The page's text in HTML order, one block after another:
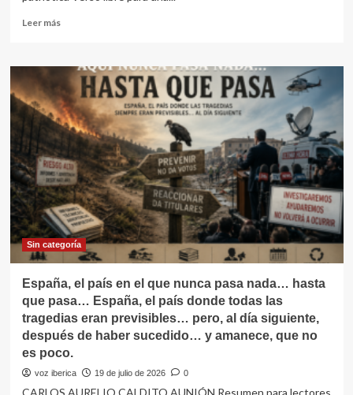
Leer másLeer
¡Atención,
peligro
de
epidemia
de
«españolitis
aguda»…
Sin categoría
España, el país en el que nunca pasa nada… hasta
que pasa… España, el país donde todas las
tragedias eran previsibles… pero, al día siguiente,
después de haber sucedido… y amanece, que no
es poco.
voz iberica 19 de julio de 2026 0
CARLOS AURELIO CALDITO AUNIÓN Resumen para lectores